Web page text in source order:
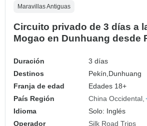
Maravillas Antiguas
Circuito privado de 3 días a
Mogao en Dunhuang desde
Duración
3 días
Destinos
Pekín,Dunhuang
Franja de edad
Edades 18+
País Región
China Occidental
Idioma
Solo: Inglés
Operador
Silk Road Trips